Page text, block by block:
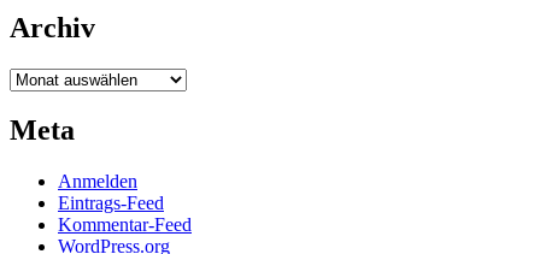
Archiv
Archiv
Meta
Anmelden
Eintrags-Feed
Kommentar-Feed
WordPress.org